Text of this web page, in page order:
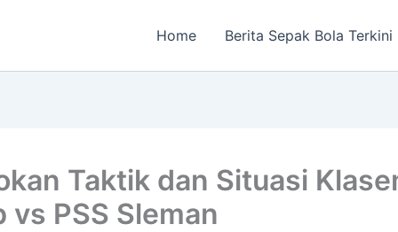
Home Berita Sepak Bola Terkini
Taktik dan Situasi
vs PSS Sleman